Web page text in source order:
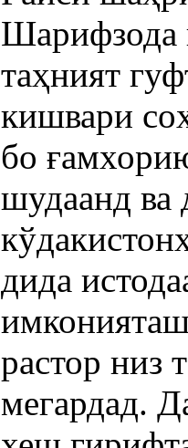
Шарифзода
таҳният
кишвари
бо
шудаанд ва
дида
растор низ
мегардад.